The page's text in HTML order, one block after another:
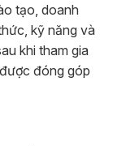
tạo, doanh
kỹ năng và
khi tham gia
đóng góp